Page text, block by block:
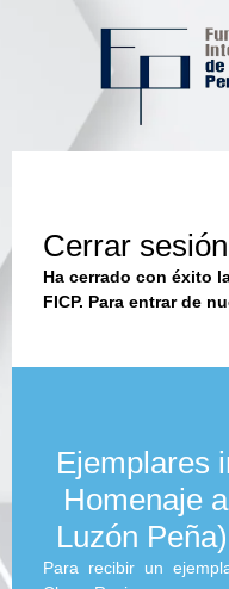
Cerrar
Ha cerrado con éxito
FICP. Para entrar de
Ejemplares
Homenaje
Luzón
Para recibir un